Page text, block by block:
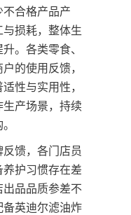
合格产品产
损耗，整体生
。各类零食、
的使用反馈，
性与实用性，
产场景，持续
馈，各门店员
护习惯存在差
品品质参差不
英迪尔滤油炸